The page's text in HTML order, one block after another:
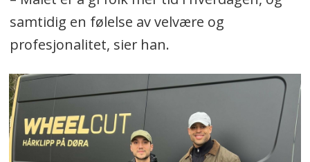
samtidig en følelse av velvære og
profesjonalitet, sier han.